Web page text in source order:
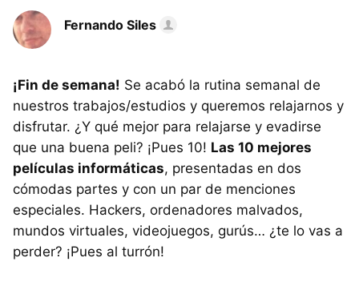
Fernando Siles
¡Fin de semana! Se acabó la rutina semanal de
nuestros trabajos/estudios y queremos relajarnos y
disfrutar. ¿Y qué mejor para relajarse y evadirse
que una buena peli? ¡Pues 10! Las 10 mejores
películas informáticas, presentadas en dos
cómodas partes y con un par de menciones
especiales. Hackers, ordenadores malvados,
mundos virtuales, videojuegos, gurús… ¿te lo vas a
perder? ¡Pues al turrón!